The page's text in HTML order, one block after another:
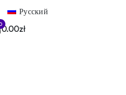
Русский
0.00zł